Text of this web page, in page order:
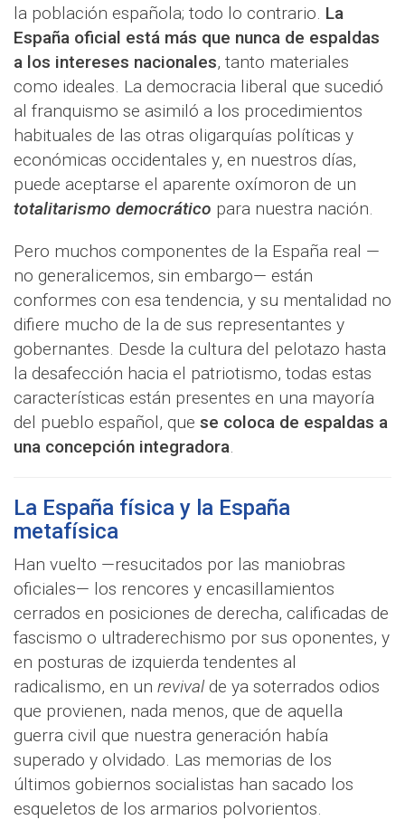
la población española; todo lo contrario. La
España oficial está más que nunca de espaldas
a los intereses nacionales, tanto materiales
como ideales. La democracia liberal que sucedió
al franquismo se asimiló a los procedimientos
habituales de las otras oligarquías políticas y
económicas occidentales y, en nuestros días,
puede aceptarse el aparente oxímoron de un
totalitarismo democrático para nuestra nación.
Pero muchos componentes de la España real —
no generalicemos, sin embargo— están
conformes con esa tendencia, y su mentalidad no
difiere mucho de la de sus representantes y
gobernantes. Desde la cultura del pelotazo hasta
la desafección hacia el patriotismo, todas estas
características están presentes en una mayoría
del pueblo español, que se coloca de espaldas a
una concepción integradora.
La España física y la España
metafísica
Han vuelto —resucitados por las maniobras
oficiales— los rencores y encasillamientos
cerrados en posiciones de derecha, calificadas de
fascismo o ultraderechismo por sus oponentes, y
en posturas de izquierda tendentes al
radicalismo, en un revival de ya soterrados odios
que provienen, nada menos, que de aquella
guerra civil que nuestra generación había
superado y olvidado. Las memorias de los
últimos gobiernos socialistas han sacado los
esqueletos de los armarios polvorientos.